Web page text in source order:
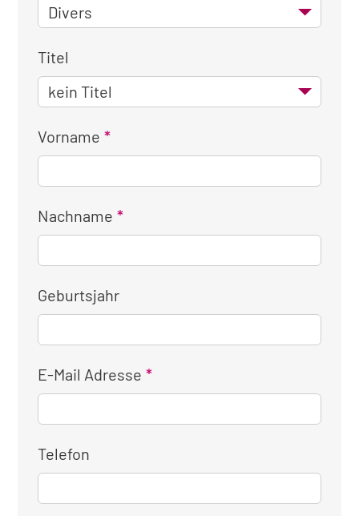
Titel
Vorname
Nachname
Geburtsjahr
E-Mail Adresse
Telefon